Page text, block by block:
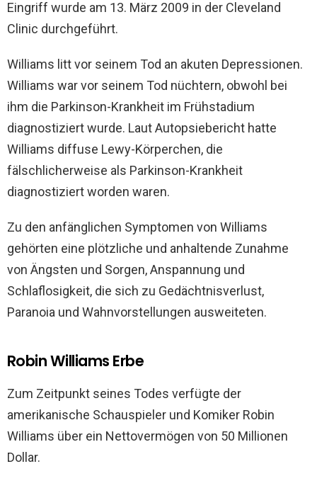
Eingriff wurde am 13. März 2009 in der Cleveland
Clinic durchgeführt.
Williams litt vor seinem Tod an akuten Depressionen.
Williams war vor seinem Tod nüchtern, obwohl bei
ihm die Parkinson-Krankheit im Frühstadium
diagnostiziert wurde. Laut Autopsiebericht hatte
Williams diffuse Lewy-Körperchen, die
fälschlicherweise als Parkinson-Krankheit
diagnostiziert worden waren.
Zu den anfänglichen Symptomen von Williams
gehörten eine plötzliche und anhaltende Zunahme
von Ängsten und Sorgen, Anspannung und
Schlaflosigkeit, die sich zu Gedächtnisverlust,
Paranoia und Wahnvorstellungen ausweiteten.
Robin Williams Erbe
Zum Zeitpunkt seines Todes verfügte der
amerikanische Schauspieler und Komiker Robin
Williams über ein Nettovermögen von 50 Millionen
Dollar.